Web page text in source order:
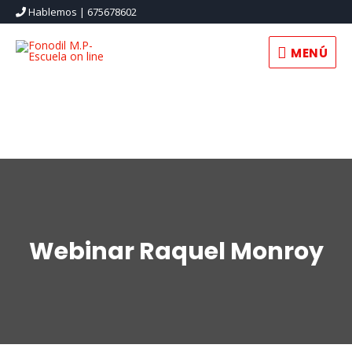
Hablemos | 675678602
MENÚ
MENÚ
Webinar Raquel Monroy